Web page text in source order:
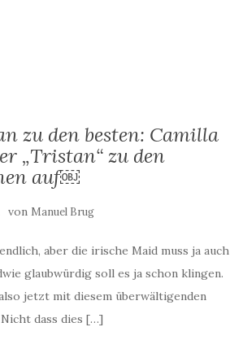
zu den besten: Camilla
„Tristan“ zu den
auf￼
von Manuel Brug
aber die irische Maid muss ja auch
glaubwürdig soll es ja schon klingen.
jetzt mit diesem überwältigenden
dass dies […]